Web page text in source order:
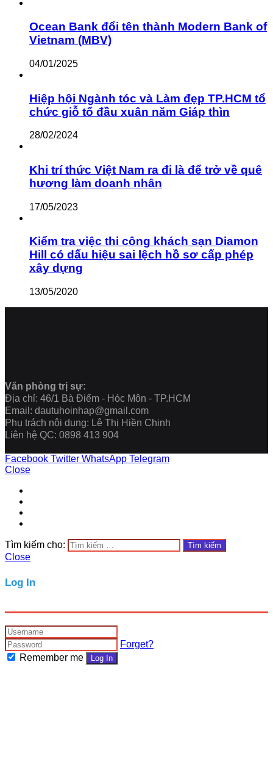
Ocean Bank đổi tên thành Modern Bank of
Vietnam (MBV)
04/01/2025
Hiệp hội Ngành tóc và Làm đẹp TP.HCM tổ
chức giỗ tổ đầu xuân năm Giáp thìn
28/02/2024
Khi trí thức Việt Nam ra đi là để trở về quê
hương làm doanh nhân
17/05/2023
Kiểm tra việc thi công khách sạn Diamon
Hill có dấu hiệu sai lệch hồ sơ cấp phép
xây dựng
13/05/2020
Văn phòng trị sự:
Địa chỉ: 46/1 Bà Điểm - Hóc Môn - TP.HCM
Email: dautuhoinhap@gmail.com
Phụ trách nội dung: Lê Thị Hiền Chinh
Liên hệ QC: 0898 413 904
Facebook Twitter WhatsApp Telegram
Close
Tìm kiếm cho:
Close
Log In
Forget?
Remember me
Log In